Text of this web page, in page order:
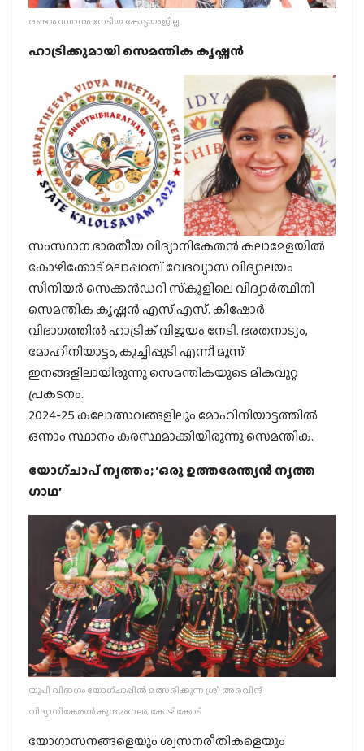
രണ്ടാം സ്ഥാനം നേടിയ കോട്ടയം ജില്ല
ഹാട്രിക്കുമായി സെമന്തിക കൃഷ്ണന്‍
സംസ്ഥാന ഭാരതീയ വിദ്യാനികേതന്‍ കലാമേളയില്‍
കോഴിക്കോട് മലാപ്പറമ്പ് വേദവ്യാസ വിദ്യാലയം
സീനിയര്‍ സെക്കന്‍ഡറി സ്‌കൂളിലെ വിദ്യാര്‍ത്ഥിനി
സെമന്തിക കൃഷ്ണന്‍ എസ്.എസ്. കിഷോര്‍
വിഭാഗത്തില്‍ ഹാട്രിക് വിജയം നേടി. ഭരതനാട്യം,
മോഹിനിയാട്ടം, കുച്ചിപ്പുടി എന്നീ മൂന്ന്
ഇനങ്ങളിലായിരുന്നു സെമന്തികയുടെ മികവുറ്റ
പ്രകടനം.
2024-25 കലോത്സവങ്ങളിലും മോഹിനിയാട്ടത്തില്‍
ഒന്നാം സ്ഥാനം കരസ്ഥമാക്കിയിരുന്നു സെമന്തിക.
യോഗ്ചാപ് നൃത്തം; ‘ഒരു ഉത്തരേന്ത്യന്‍ നൃത്ത
ഗാഥ’
യുപി വിഭാഗം യോഗ്ചാപ്പില്‍ മത്സരിക്കുന്ന ശ്രീ അരവിന്ദ്
വിദ്യാനികേതന്‍ കുന്ദമംഗലം, കോഴിക്കോട്
യോഗാസനങ്ങളെയും ശ്വസനരീതികളെയും